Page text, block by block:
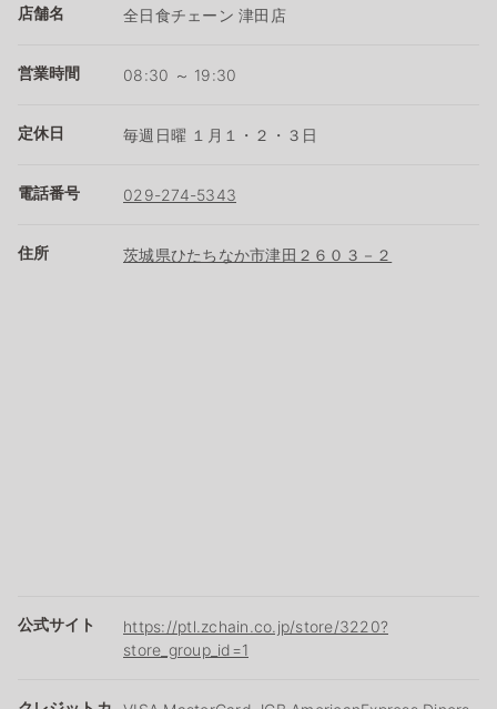
店舗名 全日食チェーン 津田店
営業時間 08:30 ～ 19:30
定休日 毎週日曜 １月１・２・３日
電話番号 029-274-5343
住所 茨城県ひたちなか市津田２６０３－２
公式サイト
https://ptl.zchain.co.jp/store/3220?
store_group_id=1